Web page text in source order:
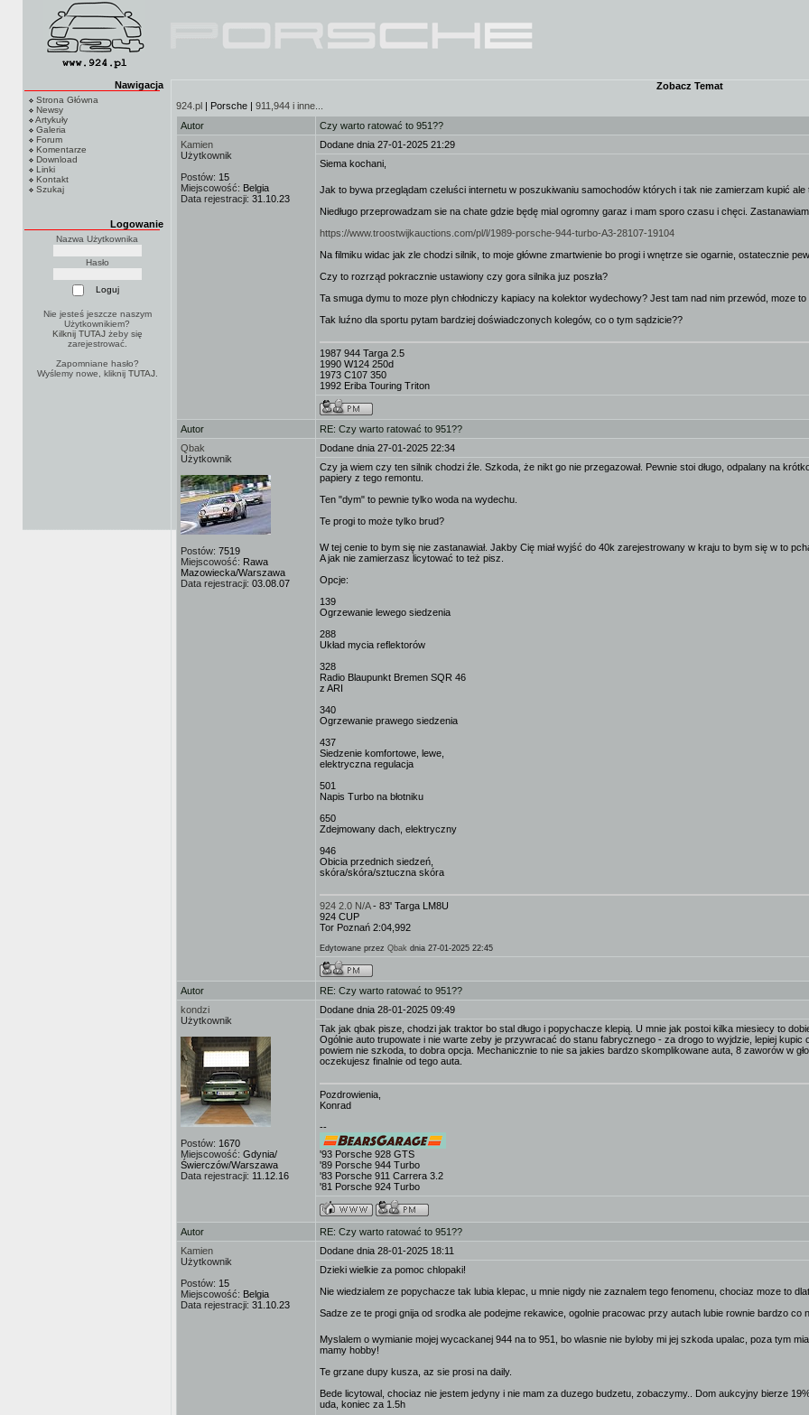
Nawigacja
Strona Główna
Newsy
Artykuły
Galeria
Forum
Komentarze
Download
Linki
Kontakt
Szukaj
Logowanie
Nazwa Użytkownika
Hasło
Nie jesteś jeszcze naszym
Użytkownikiem?
Kilknij TUTAJżeby się
zarejestrować.
Zapomniane hasło?
Wyślemy nowe, kliknij TUTAJ.
Zobacz Temat
924.pl | Porsche | 911,944 i inne...
Autor
Czy warto ratować to 951??
Kamien
Użytkownik
Postów: 15
Miejscowość: Belgia
Data rejestracji: 31.10.23
Dodane dnia 27-01-2025 21:29
Siema kochani,
Jak to bywa przeglądam czeluści internetu w poszukiwaniu samochodów których i tak nie zamierzam kupić
Niedługo przeprowadzam sie na chate gdzie będę mial ogromny garaz i mam sporo czasu i chęci.
https://www.troostwijkauctions.com/pl/l/1989-porsche-944-turbo-A3-28107-19104
Na filmiku widac jak zle chodzi silnik, to moje główne zmartwienie bo progi i wnętrze sie ogarnie, ostatecznie
Czy to rozrząd pokracznie ustawiony czy gora silnika juz poszła?
Ta smuga dymu to moze plyn chłodniczy kapiacy na kolektor wydechowy? Jest tam nad nim przewód, moze
Tak luźno dla sportu pytam bardziej doświadczonych kolegów, co o tym sądzicie??
1987 944 Targa 2.5
1990 W124 250d
1973 C107 350
1992 Eriba Touring Triton
Autor
RE: Czy warto ratować to 951??
Qbak
Użytkownik
Postów: 7519
Miejscowość: Rawa
Mazowiecka/Warszawa
Data rejestracji: 03.08.07
Dodane dnia 27-01-2025 22:34
Czy ja wiem czy ten silnik chodzi źle. Szkoda, że nikt go nie przegazował. Pewnie stoi długo, odpalany na
papiery z tego remontu.
Ten "dym" to pewnie tylko woda na wydechu.
Te progi to może tylko brud?
W tej cenie to bym się nie zastanawiał. Jakby Cię miał wyjść do 40k zarejestrowany w kraju to bym się w to
A jak nie zamierzasz licytować to też pisz.
Opcje:
139
Ogrzewanie lewego siedzenia
288
Układ mycia reflektorów
328
Radio Blaupunkt Bremen SQR 46
z ARI
340
Ogrzewanie prawego siedzenia
437
Siedzenie komfortowe, lewe,
elektryczna regulacja
501
Napis Turbo na błotniku
650
Zdejmowany dach, elektryczny
946
Obicia przednich siedzeń,
skóra/skóra/sztuczna skóra
924 2.0 N/A- 83' Targa LM8U
924 CUP
Tor Poznań 2:04,992
Edytowane przez Qbak dnia 27-01-2025 22:45
Autor
RE: Czy warto ratować to 951??
kondzi
Użytkownik
Postów: 1670
Miejscowość: Gdynia/
Świerczów/Warszawa
Data rejestracji: 11.12.16
Dodane dnia 28-01-2025 09:49
Tak jak qbak pisze, chodzi jak traktor bo stal długo i popychacze klepią. U mnie jak postoi kilka miesiecy to
Ogólnie auto trupowate i nie warte zeby je przywracać do stanu fabrycznego - za drogo to wyjdzie, lepiej
powiem nie szkoda, to dobra opcja. Mechanicznie to nie sa jakies bardzo skomplikowane auta, 8 zaworów w
oczekujesz finalnie od tego auta.
Pozdrowienia,
Konrad
--
'93 Porsche 928 GTS
'89 Porsche 944 Turbo
'83 Porsche 911 Carrera 3.2
'81 Porsche 924 Turbo
Autor
RE: Czy warto ratować to 951??
Kamien
Użytkownik
Postów: 15
Miejscowość: Belgia
Data rejestracji: 31.10.23
Dodane dnia 28-01-2025 18:11
Dzieki wielkie za pomoc chlopaki!
Nie wiedzialem ze popychacze tak lubia klepac, u mnie nigdy nie zaznalem tego fenomenu, chociaz moze to
Sadze ze te progi gnija od srodka ale podejme rekawice, ogolnie pracowac przy autach lubie rownie bardzo co
Myslalem o wymianie mojej wycackanej 944 na to 951, bo wlasnie nie byloby mi jej szkoda upalac, poza tym
mamy hobby!
Te grzane dupy kusza, az sie prosi na daily.
Bede licytowal, chociaz nie jestem jedyny i nie mam za duzego budzetu, zobaczymy.. Dom aukcyjny bierze
uda, koniec za 1.5h